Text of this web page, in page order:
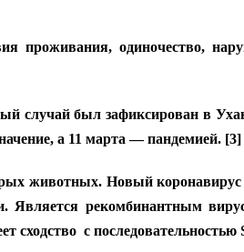
проживания, одиночество,
был зафиксирован в
а 11 марта — пандемией. [3]
животных. Новый
Является рекомбинантным
сходство с